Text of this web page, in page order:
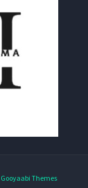
Gooyaabi Themes